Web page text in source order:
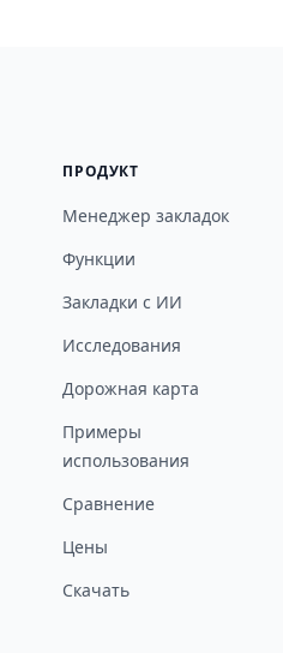
ПРОДУКТ
Менеджер закладок
Функции
Закладки с ИИ
Исследования
Дорожная карта
Примеры
использования
Сравнение
Цены
Скачать